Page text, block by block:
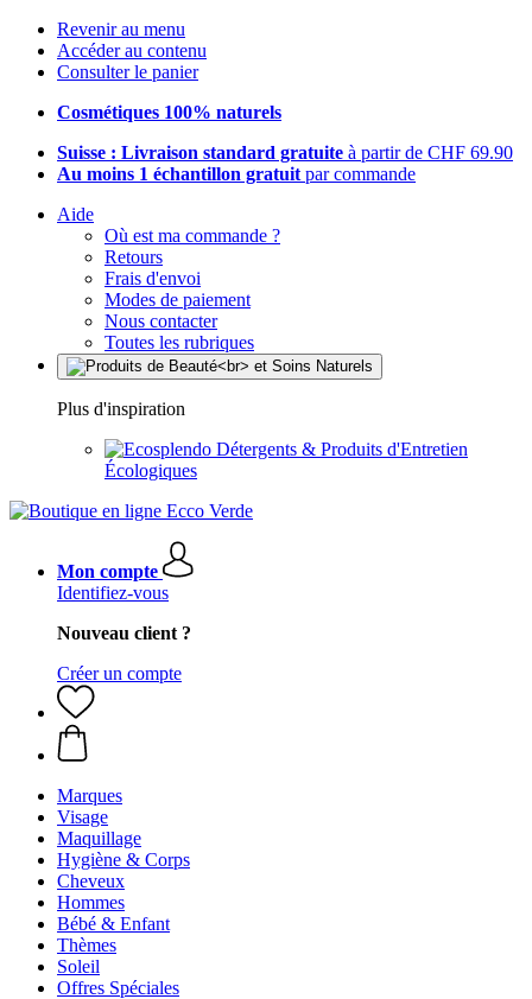
Revenir au menu
Accéder au contenu
Consulter le panier
Cosmétiques 100% naturels
Suisse : Livraison standard gratuite à partir de CHF 69.90
Au moins 1 échantillon gratuit par commande
Aide
Où est ma commande ?
Retours
Frais d'envoi
Modes de paiement
Nous contacter
Toutes les rubriques
Plus d'inspiration
Détergents & Produits d'Entretien
Écologiques
Mon compte
Identifiez-vous
Nouveau client ?
Créer un compte
Marques
Visage
Maquillage
Hygiène & Corps
Cheveux
Hommes
Bébé & Enfant
Thèmes
Soleil
Offres Spéciales